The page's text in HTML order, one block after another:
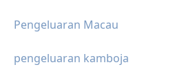
Pengeluaran Macau
pengeluaran kamboja